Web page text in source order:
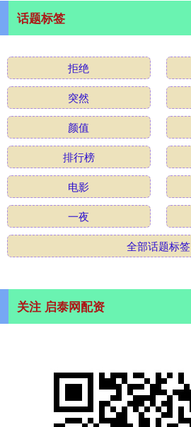
话题标签
拒绝
突然
颜值
排行榜
电影
一夜
全部话题标签
关注 启泰网配资